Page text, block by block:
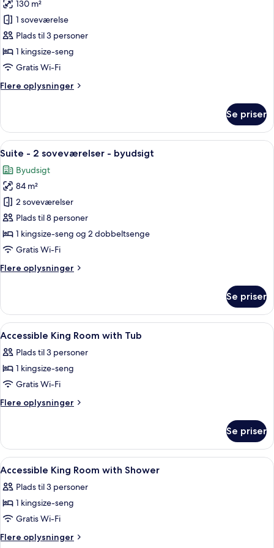
billeder
af
Presidential-
suite
130 m²
1 soveværelse
Plads til 3 personer
1 kingsize-seng
Gratis Wi-Fi
Flere oplysninger
Flere
suite
Se priser
Indlæs
alle
billeder
af
Suite
-
2
soveværelser
byudsigt
Et værelse med en sofa, en lampe
7
Suite - 2 soveværelser - byudsigt
Byudsigt
84 m²
2 soveværelser
Plads til 8 personer
1 kingsize-seng og 2 dobbeltsenge
Gratis Wi-Fi
Flere oplysninger
Flere
-
soveværelser
byudsigt
Se priser
Indlæs
alle
billeder
af
Accessible
King
Tub
Et hotelværelse med en stor seng,
10
Accessible King Room with Tub
Plads til 3 personer
1 kingsize-seng
Gratis Wi-Fi
Flere oplysninger
Flere
King
Room
with
Se priser
Indlæs
alle
billeder
af
Accessible
King
Et hotelværelse med en stor seng,
12
Accessible King Room with Shower
Plads til 3 personer
1 kingsize-seng
Gratis Wi-Fi
Flere oplysninger
Flere